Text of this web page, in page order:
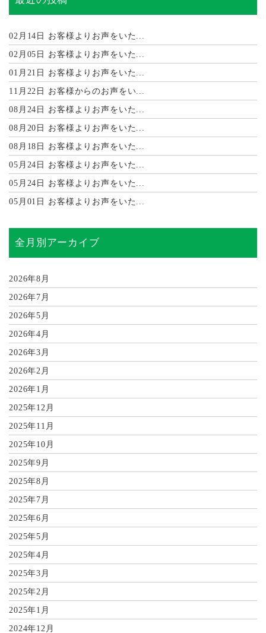
02月14日 お客様よりお声をいた...
02月05日 お客様よりお声をいた...
01月21日 お客様よりお声をいた...
11月22日 お客様からのお声をい...
08月24日 お客様よりお声をいた...
08月20日 お客様よりお声をいた...
08月18日 お客様よりお声をいた...
05月24日 お客様よりお声をいた...
05月24日 お客様よりお声をいた...
05月01日 お客様よりお声をいた...
全月別アーカイブ
2026年8月
2026年7月
2026年5月
2026年4月
2026年3月
2026年2月
2026年1月
2025年12月
2025年11月
2025年10月
2025年9月
2025年8月
2025年7月
2025年6月
2025年5月
2025年4月
2025年3月
2025年2月
2025年1月
2024年12月